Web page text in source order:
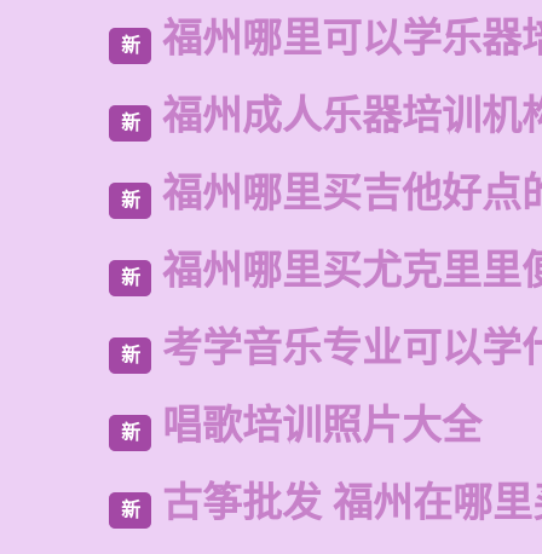
新 福州哪里可以学乐器
新 福州成人乐器培训机
新 福州哪里买吉他好点
新 福州哪里买尤克里里
新 考学音乐专业可以学
新 唱歌培训照片大全
新 古筝批发 福州在哪